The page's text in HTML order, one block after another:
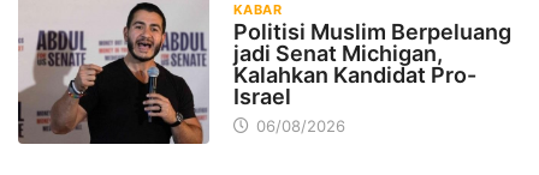
KABAR
Politisi Muslim Berpeluang
jadi Senat Michigan,
Kalahkan Kandidat Pro-
Israel
06/08/2026